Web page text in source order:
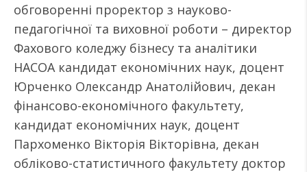
обговоренні проректор з науково-
педагогічної та виховної роботи – директор
Фахового коледжу бізнесу та аналітики
НАСОА кандидат економічних наук, доцент
Юрченко Олександр Анатолійович, декан
фінансово-економічного факультету,
кандидат економічних наук, доцент
Пархоменко Вікторія Вікторівна, декан
обліково-статистичного факультету доктор